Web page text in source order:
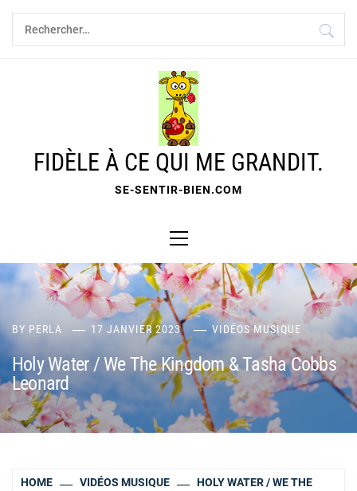
Skip
content
Rechercher :
FIDÈLE À CE QUI ME GRANDIT.
SE-SENTIR-BIEN.COM
Menu
BY PERLA 17 JANVIER 2023 VIDÉOS MUSIQUE
Holy Water / We The Kingdom & Tasha Cobbs
Leonard
HOME VIDÉOS MUSIQUE
HOLY WATER / WE THE